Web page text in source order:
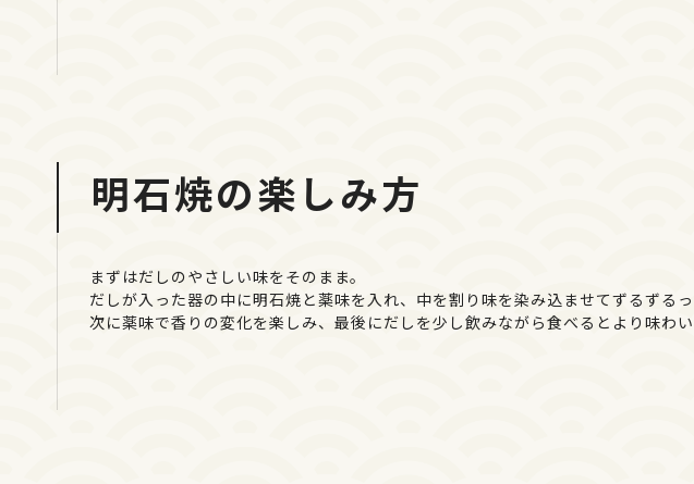
明石焼の楽しみ方
まずはだしのやさしい味をそのまま。
だしが入った器の中に明石焼と薬味を入れ、中を割り味を染み込ませてずるずる
次に薬味で香りの変化を楽しみ、最後にだしを少し飲みながら食べるとより味わい